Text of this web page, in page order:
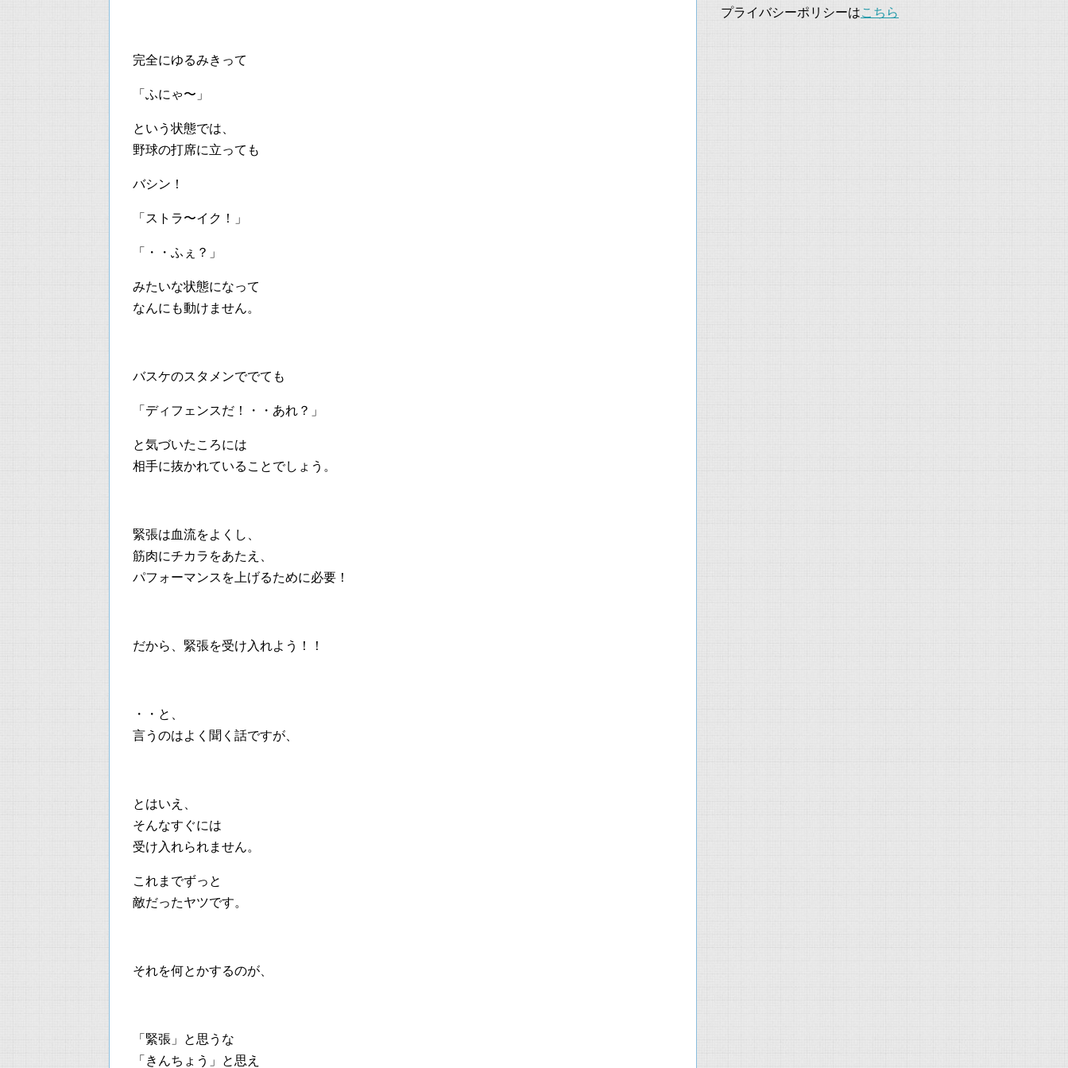
完全にゆるみきって
「ふにゃ〜」
という状態では、
野球の打席に立っても
バシン！
「ストラ〜イク！」
「・・ふぇ？」
みたいな状態になって
なんにも動けません。
バスケのスタメンででても
「ディフェンスだ！・・あれ？」
と気づいたころには
相手に抜かれていることでしょう。
緊張は血流をよくし、
筋肉にチカラをあたえ、
パフォーマンスを上げるために必要！
だから、緊張を受け入れよう！！
・・と、
言うのはよく聞く話ですが、
とはいえ、
そんなすぐには
受け入れられません。
これまでずっと
敵だったヤツです。
それを何とかするのが、
「緊張」と思うな
「きんちょう」と思え
プライバシーポリシーはこちら